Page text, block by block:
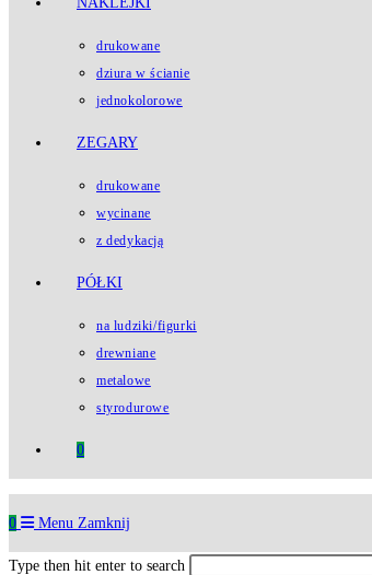
drukowane
dziura w ścianie
jednokolorowe
ZEGARY
drukowane
wycinane
z dedykacją
PÓŁKI
na ludziki/figurki
drewniane
metalowe
styrodurowe
0
0 Menu Zamknij
Type then hit enter to search